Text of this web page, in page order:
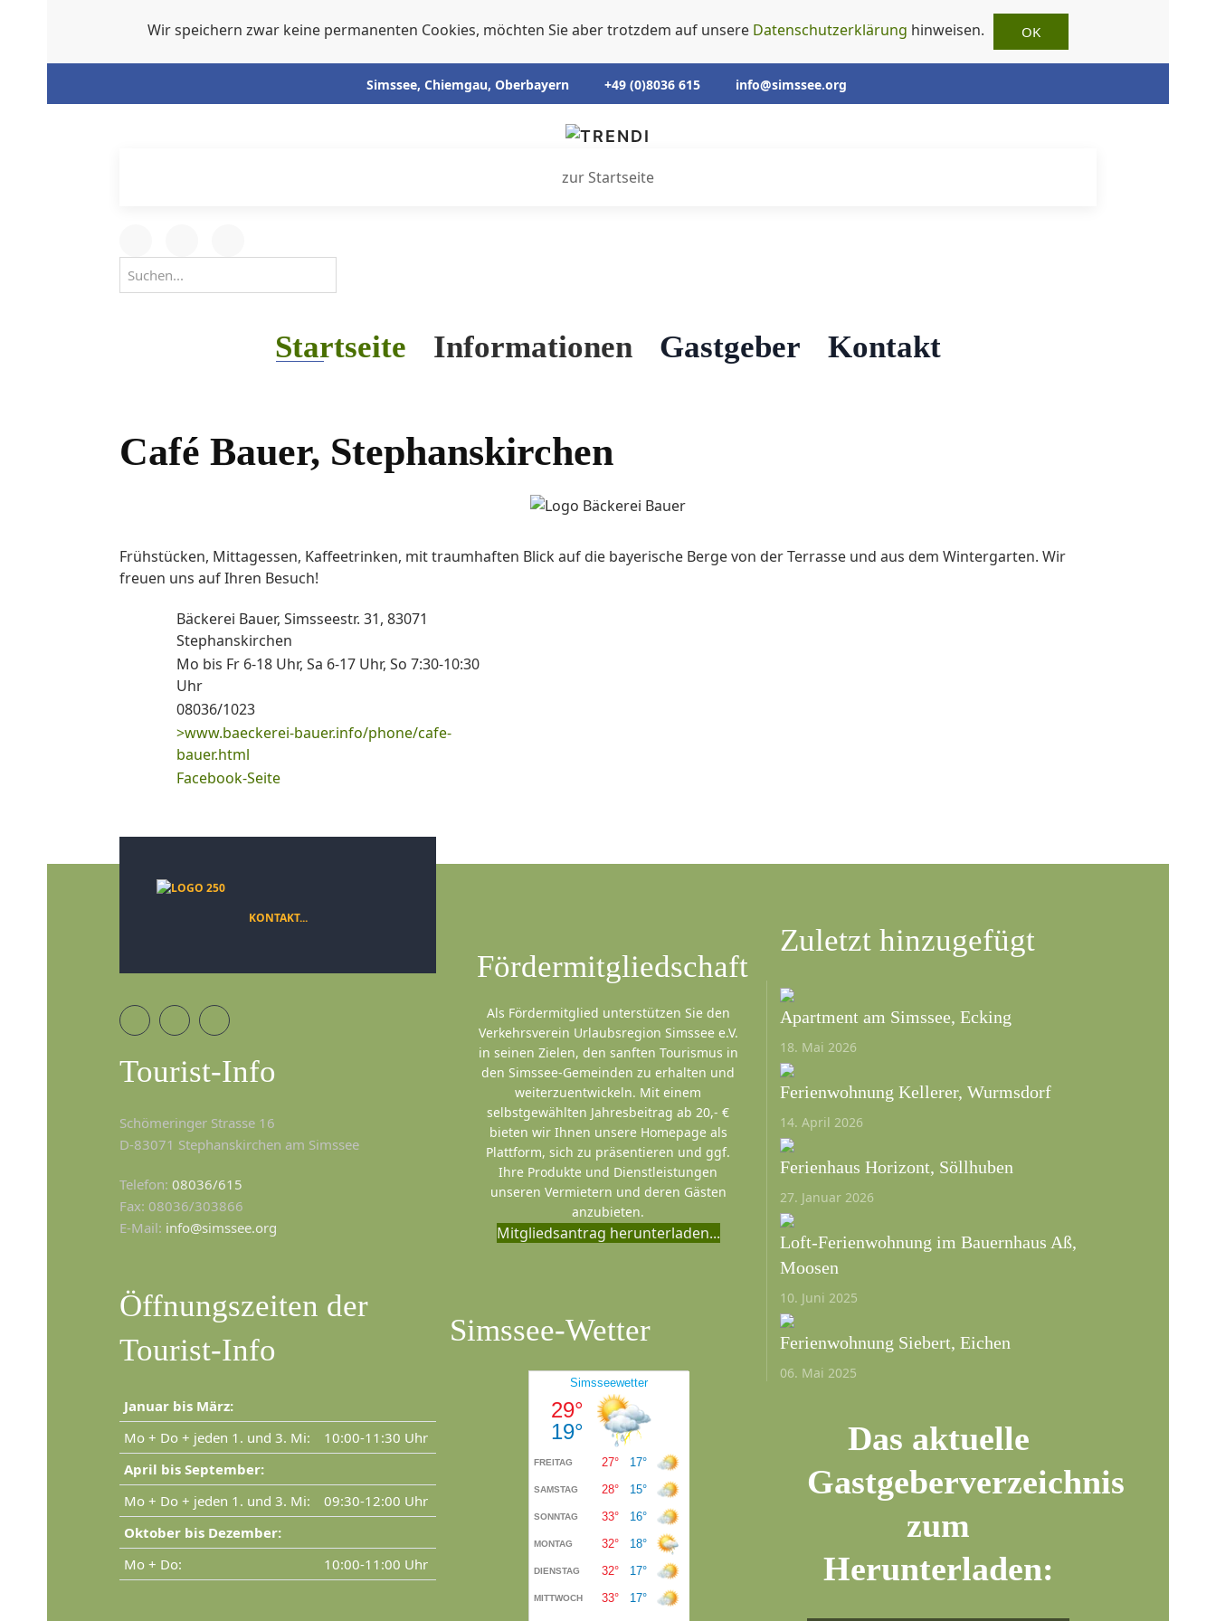
Wir speichern zwar keine permanenten Cookies, möchten Sie aber trotzdem auf unsere Datenschutzerklärung hinweisen. OK
Simssee, Chiemgau, Oberbayern +49 (0)8036 615 info@simssee.org
zur Startseite
Startseite Informationen Gastgeber Kontakt
Café Bauer, Stephanskirchen
Frühstücken, Mittagessen, Kaffeetrinken, mit traumhaften Blick auf die bayerische Berge von der Terrasse und aus dem Wintergarten. Wir
freuen uns auf Ihren Besuch!
Bäckerei Bauer, Simsseestr. 31, 83071
Stephanskirchen
Mo bis Fr 6-18 Uhr, Sa 6-17 Uhr, So 7:30-10:30
Uhr
08036/1023
>www.baeckerei-bauer.info/phone/cafe-
bauer.html
Facebook-Seite
KONTAKT...
Tourist-Info
Schömeringer Strasse 16
D-83071 Stephanskirchen am Simssee
Telefon: 08036/615
Fax: 08036/303866
E-Mail: info@simssee.org
Öffnungszeiten der
Tourist-Info
Januar bis März:
Mo + Do + jeden 1. und 3. Mi:
10:00-11:30 Uhr
April bis September:
Mo + Do + jeden 1. und 3. Mi:
09:30-12:00 Uhr
Oktober bis Dezember:
Mo + Do:
10:00-11:00 Uhr
Fördermitgliedschaft
Als Fördermitglied unterstützen Sie den
Verkehrsverein Urlaubsregion Simssee e.V.
in seinen Zielen, den sanften Tourismus in
den Simssee-Gemeinden zu erhalten und
weiterzuentwickeln. Mit einem
selbstgewählten Jahresbeitrag ab 20,- €
bieten wir Ihnen unsere Homepage als
Plattform, sich zu präsentieren und ggf.
Ihre Produkte und Dienstleistungen
unseren Vermietern und deren Gästen
anzubieten.
Mitgliedsantrag herunterladen...
Simssee-Wetter
Zuletzt hinzugefügt
Apartment am Simssee, Ecking
18. Mai 2026
Ferienwohnung Kellerer, Wurmsdorf
14. April 2026
Ferienhaus Horizont, Söllhuben
27. Januar 2026
Loft-Ferienwohnung im Bauernhaus Aß,
Moosen
10. Juni 2025
Ferienwohnung Siebert, Eichen
06. Mai 2025
Das aktuelle
Gastgeberverzeichnis
zum
Herunterladen: